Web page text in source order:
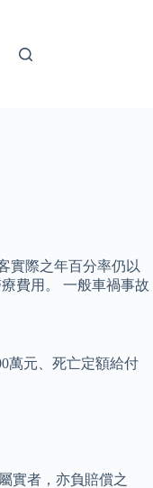
實際之年百分率仍以
費用。 一般車禍事故
萬元、死亡定額給付
實者，亦負賠償之